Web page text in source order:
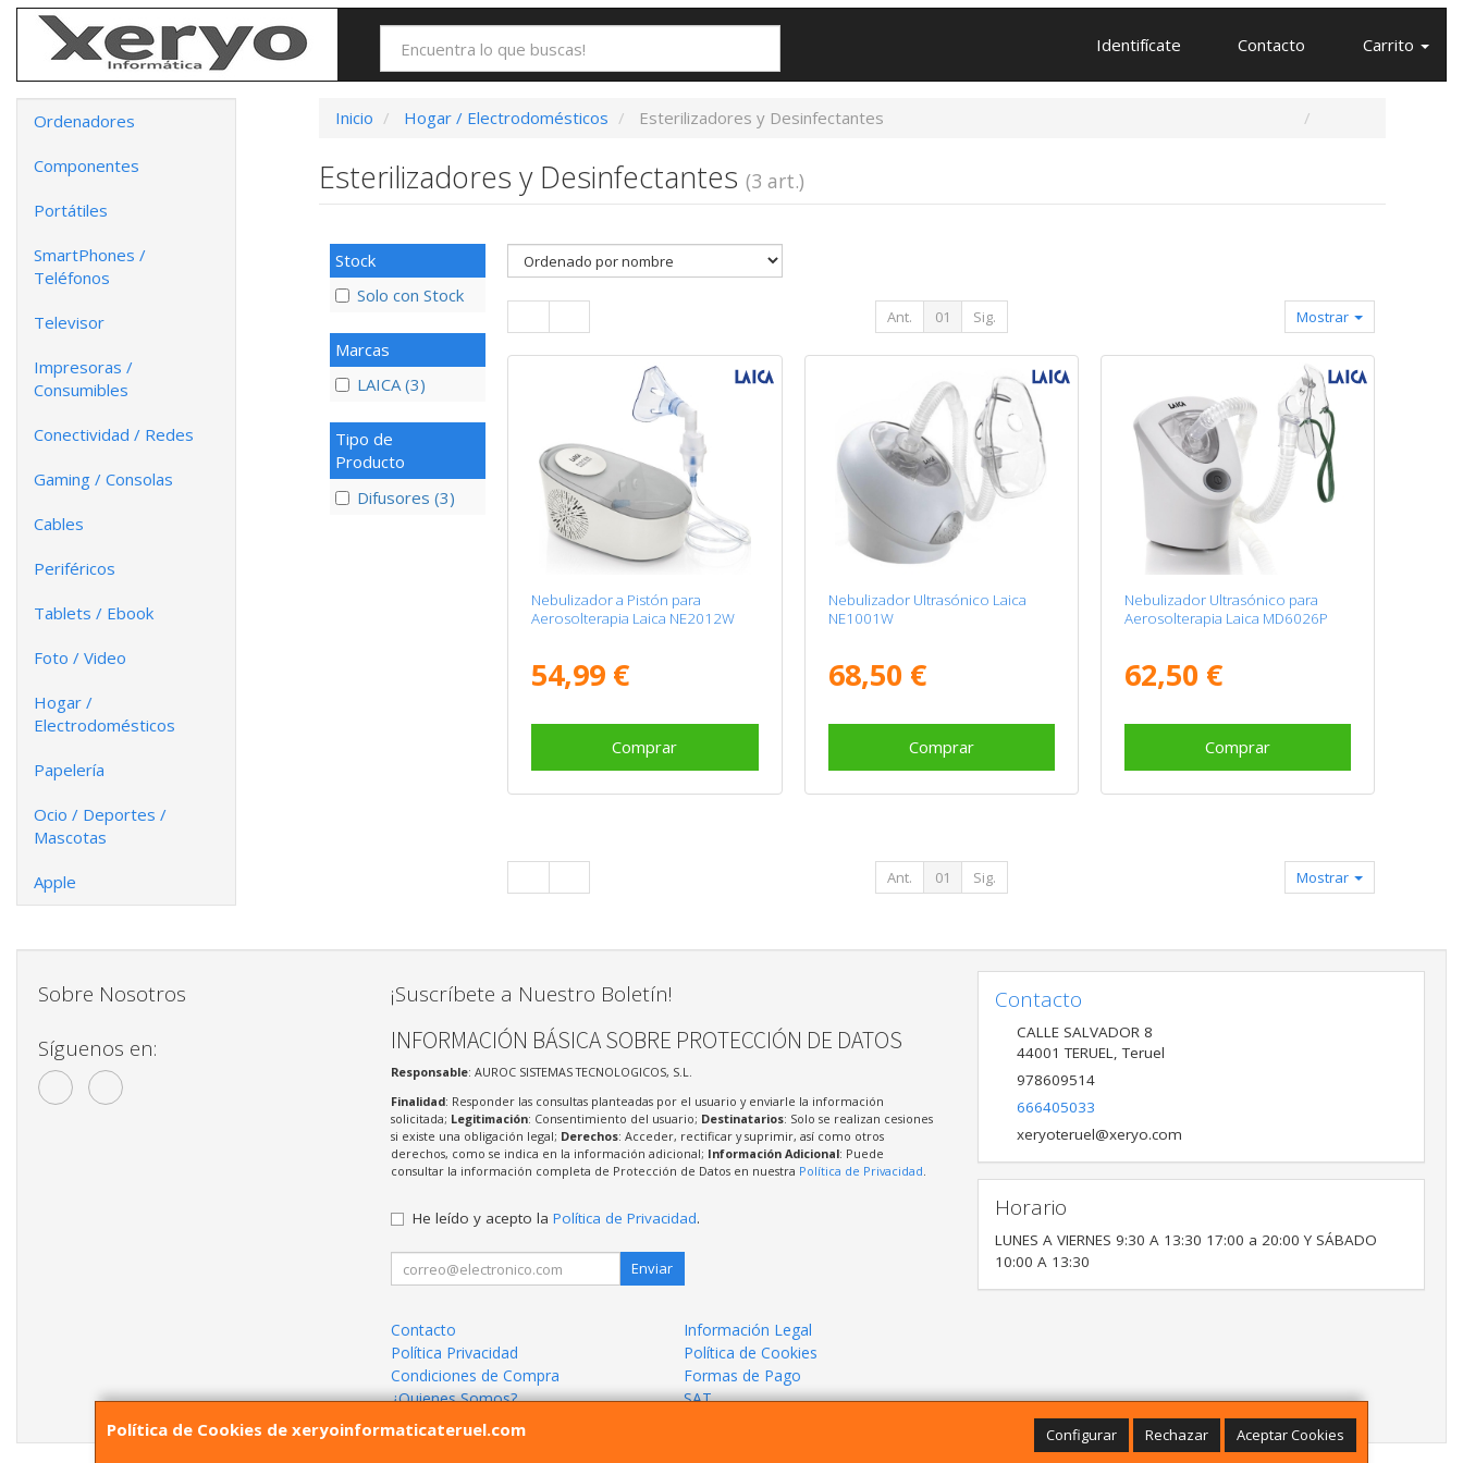
Identifícate Contacto Carrito
Ordenadores
Componentes
Portátiles
SmartPhones /
Teléfonos
Televisor
Impresoras /
Consumibles
Conectividad / Redes
Gaming / Consolas
Cables
Periféricos
Tablets / Ebook
Foto / Video
Hogar /
Electrodomésticos
Papelería
Ocio / Deportes /
Mascotas
Apple
Inicio Hogar / Electrodomésticos Esterilizadores y Desinfectantes
Esterilizadores y Desinfectantes (3 art.)
Stock
Solo con Stock
Marcas
LAICA (3)
Tipo de
Producto
Difusores (3)
Ant. 01 Sig. Mostrar
Nebulizador a Pistón para
Aerosolterapia Laica NE2012W
54,99 €
Comprar
Nebulizador Ultrasónico Laica
NE1001W
68,50 €
Comprar
Nebulizador Ultrasónico para
Aerosolterapia Laica MD6026P
62,50 €
Comprar
Ant. 01 Sig. Mostrar
Política de Cookies de xeryoinformaticateruel.com Configurar Rechazar Aceptar Cookies
Sobre Nosotros
Síguenos en:
¡Suscríbete a Nuestro Boletín!
INFORMACIÓN BÁSICA SOBRE PROTECCIÓN DE DATOS
Responsable: AUROC SISTEMAS TECNOLOGICOS, S.L.
Finalidad: Responder las consultas planteadas por el usuario y enviarle la información
solicitada; Legitimación: Consentimiento del usuario; Destinatarios: Solo se realizan cesiones
si existe una obligación legal; Derechos: Acceder, rectificar y suprimir, así como otros
derechos, como se indica en la información adicional; Información Adicional: Puede
consultar la información completa de Protección de Datos en nuestra Política de Privacidad
He leído y acepto la Política de Privacidad.
Enviar
Contacto
Información Legal
Política Privacidad
Política de Cookies
Condiciones de Compra
Formas de Pago
¿Quienes Somos?
SAT
Contacto
CALLE SALVADOR 8
44001 TERUEL ,Teruel
978609514
666405033
xeryoteruel@xeryo.com
Horario
LUNES A VIERNES 9:30 A 13:30 17:00 a 20:00 Y SÁBADO
10:00 A 13:30